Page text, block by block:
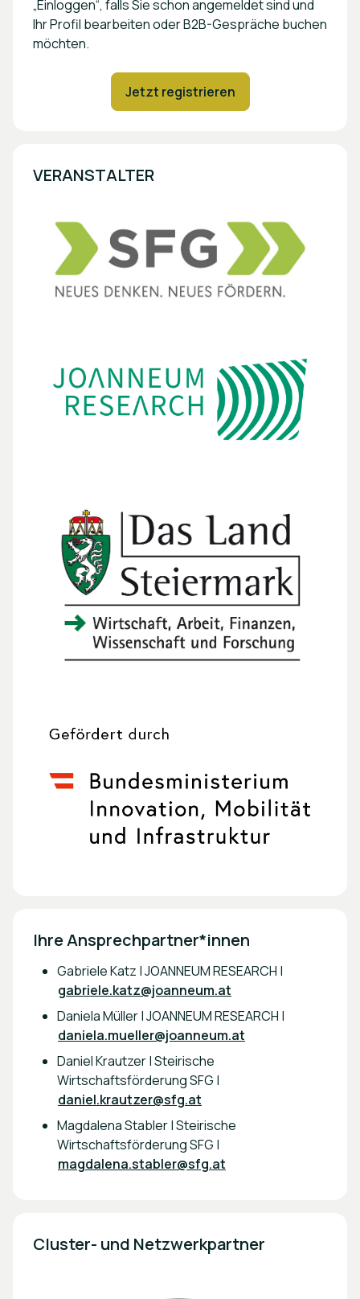
„Einloggen“, falls Sie schon angemeldet sind und
Ihr Profil bearbeiten oder B2B-Gespräche buchen
möchten.
Jetzt registrieren
VERANSTALTER
Ihre Ansprechpartner*innen
Gabriele Katz | JOANNEUM RESEARCH |
gabriele.katz@joanneum.at
Daniela Müller | JOANNEUM RESEARCH |
daniela.mueller@joanneum.at
Daniel Krautzer | Steirische
Wirtschaftsförderung SFG |
daniel.krautzer@sfg.at
Magdalena Stabler | Steirische
Wirtschaftsförderung SFG |
magdalena.stabler@sfg.at
Cluster- und Netzwerkpartner